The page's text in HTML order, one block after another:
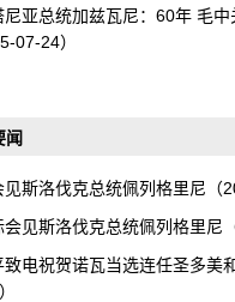
尼亚总统加兹瓦尼：60年 毛
07-24）
闻
见斯洛伐克总统佩列格里尼（
会见斯洛伐克总统佩列格里尼
致电祝贺诺瓦当选连任圣多美